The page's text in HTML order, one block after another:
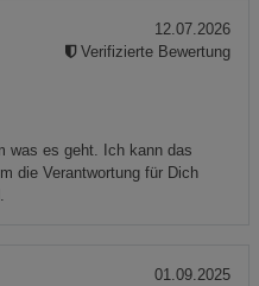
was es geht. Ich kann das
die Verantwortung für Dich
12.07.2026
Verifizierte Bewertung
01.09.2025